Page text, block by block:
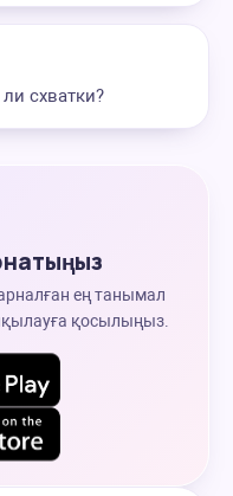
схватки?
ең танымал
қосылыңыз.